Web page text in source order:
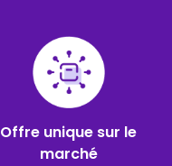
Offre unique sur le
marché